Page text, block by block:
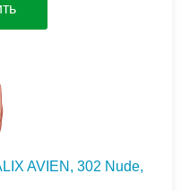
AVIEN, 302 Nude,